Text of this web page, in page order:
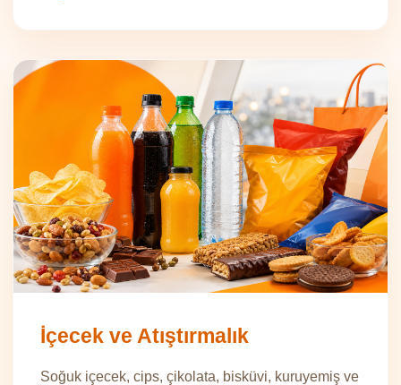
İçecek ve Atıştırmalık
Soğuk içecek, cips, çikolata, bisküvi, kuruyemiş ve